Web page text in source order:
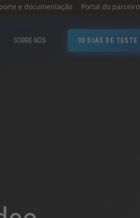
e documentação Portal do parceiro
SOBRE NÓS 30 DIAS DE TESTE